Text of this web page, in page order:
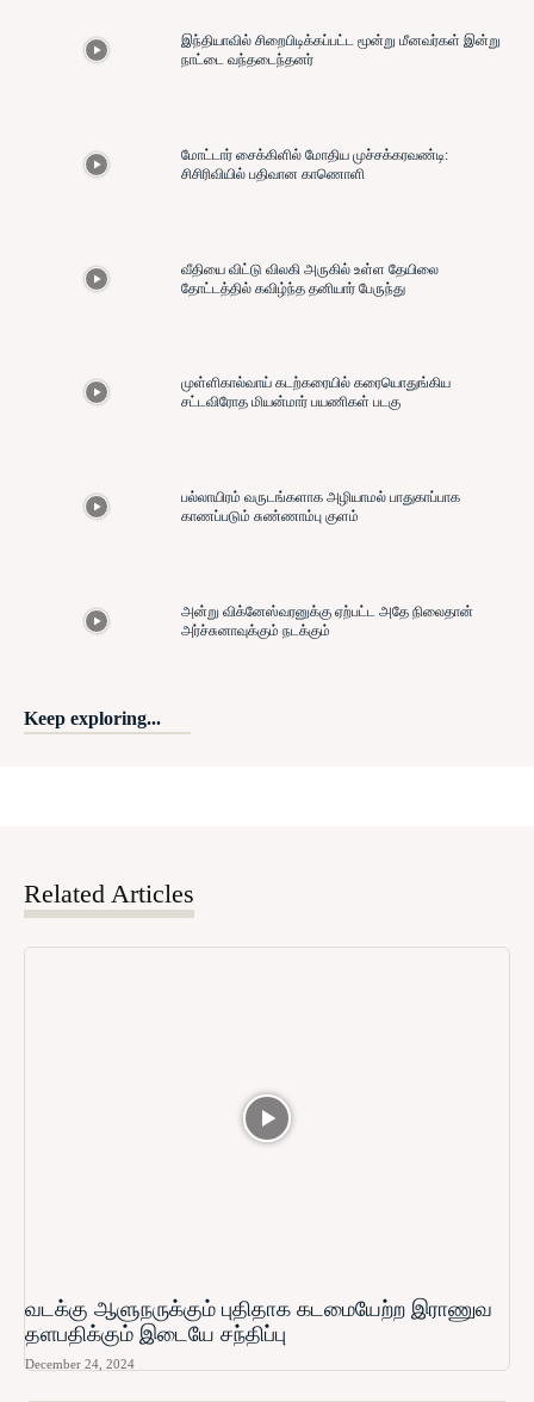
இந்தியாவில் சிறைபிடிக்கப்பட்ட மூன்று மீனவர்கள் இன்று
நாட்டை வந்தடைந்தனர்
மோட்டார் சைக்கிளில் மோதிய முச்சக்கரவண்டி:
சிசிரிவியில் பதிவான காணொளி
வீதியை விட்டு விலகி அருகில் உள்ள தேயிலை
தோட்டத்தில் கவிழ்ந்த தனியார் பேருந்து
முள்ளிகால்வாய் கடற்கரையில் கரையொதுங்கிய
சட்டவிரோத மியன்மார் பயணிகள் படகு
பல்லாயிரம் வருடங்களாக அழியாமல் பாதுகாப்பாக
காணப்படும் சுண்ணாம்பு குளம்
அன்று விக்னேஸ்வரனுக்கு ஏற்பட்ட அதே நிலைதான்
அர்ச்சுனாவுக்கும் நடக்கும்
Keep exploring...
Related Articles
வடக்கு ஆளுநருக்கும் புதிதாக கடமையேற்ற இராணுவ
தளபதிக்கும் இடையே சந்திப்பு
December 24, 2024